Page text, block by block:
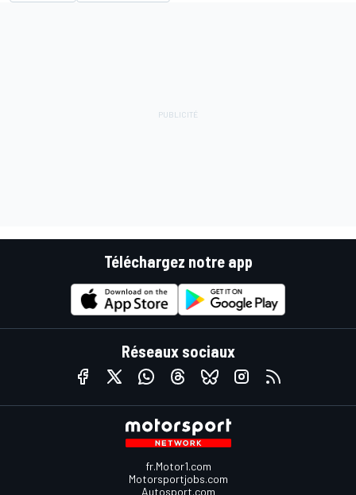
Téléchargez notre app
Réseaux sociaux
fr.Motor1.com
Motorsportjobs.com
Autosport.com